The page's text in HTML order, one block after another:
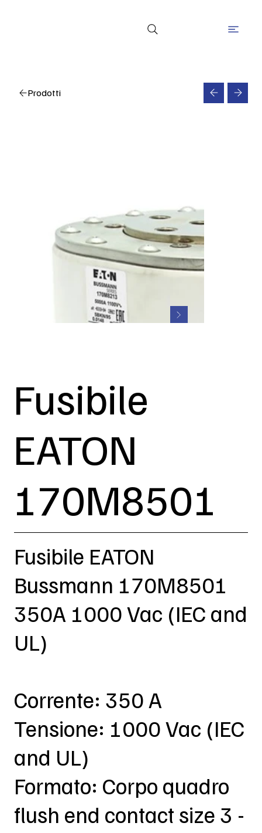
Prodotti
Fusibile
EATON
170M8501
Fusibile EATON
Bussmann 170M8501
350A 1000 Vac (IEC and
UL)
Corrente: 350 A
Tensione: 1000 Vac (IEC
and UL)
Formato: Corpo quadro
flush end contact size 3 -